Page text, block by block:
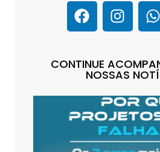
CONTINUE
NOSSAS